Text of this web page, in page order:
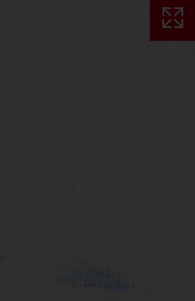
Skip interactive map (Not